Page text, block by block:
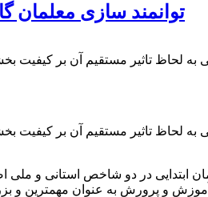
توانمند سازی معلمان
لحاظ تاثیر مستقیم آن بر کیفیت
لحاظ تاثیر مستقیم آن بر کیفیت
ابتدایی در دو شاخص استانی و